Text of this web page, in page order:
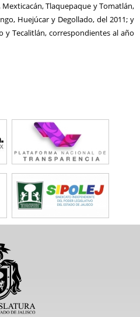
Tlaquepaque y Tomatlán,
Huejúcar y Degollado, del 2011; y
y Tecalitlán, correspondientes al año